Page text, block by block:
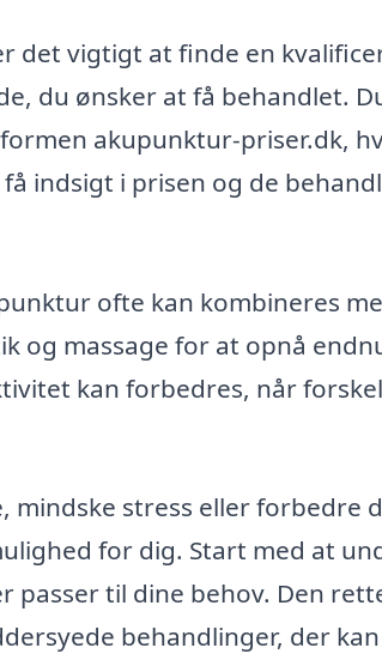
det vigtigt at finde en
du ønsker at få behandlet.
akupunktur-priser.dk,
indsigt i prisen og de
ofte kan kombineres
og massage for at opnå
kan forbedres, når
mindske stress eller forbedre
for dig. Start med at
passer til dine behov. Den
behandlinger, der